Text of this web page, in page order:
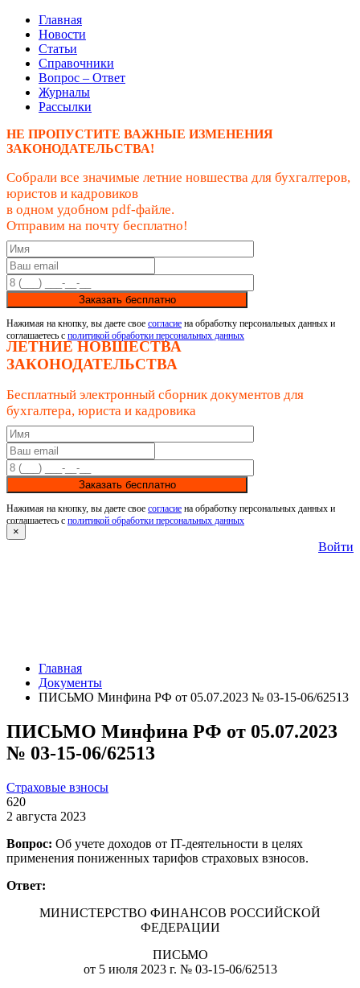
Главная
Новости
Статьи
Справочники
Вопрос – Ответ
Журналы
Рассылки
НЕ ПРОПУСТИТЕ ВАЖНЫЕ ИЗМЕНЕНИЯ
ЗАКОНОДАТЕЛЬСТВА!
Собрали все значимые летние новшества для бухгалтеров,
юристов и кадровиков
в одном удобном pdf-файле.
Отправим на почту бесплатно!
Заказать бесплатно
Нажимая на кнопку, вы даете свое согласие на обработку персональных данных и
соглашаетесь с политикой обработки персональных данных
ЛЕТНИЕ НОВШЕСТВА
ЗАКОНОДАТЕЛЬСТВА
Бесплатный электронный сборник документов для
бухгалтера, юриста и кадровика
Заказать бесплатно
Нажимая на кнопку, вы даете свое согласие на обработку персональных данных и
соглашаетесь с политикой обработки персональных данных
×
Войти
Главная
Документы
ПИСЬМО Минфина РФ от 05.07.2023 № 03-15-06/62513
ПИСЬМО Минфина РФ от 05.07.2023
№ 03-15-06/62513
Страховые взносы
620
2 августа 2023
Вопрос: Об учете доходов от IT-деятельности в целях
применения пониженных тарифов страховых взносов.
Ответ:
МИНИСТЕРСТВО ФИНАНСОВ РОССИЙСКОЙ
ФЕДЕРАЦИИ
ПИСЬМО
от 5 июля 2023 г. № 03-15-06/62513